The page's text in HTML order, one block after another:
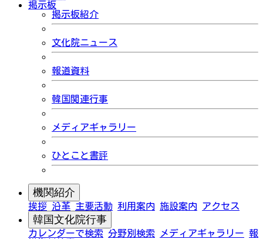
掲示板
掲示板紹介
文化院ニュース
報道資料
韓国関連行事
メディアギャラリー
ひとこと書評
機関紹介
挨拶 沿革 主要活動 利用案内 施設案内 アクセス
韓国文化院行事
カレンダーで検索 分野別検索 メディアギャラリー 報